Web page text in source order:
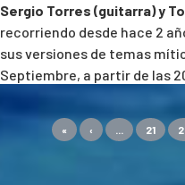
Sergio Torres (guitarra) y
recorriendo desde hace 2
sus versiones de temas
Septiembre, a partir de las
Os esperamos!!
« ‹ ... 21